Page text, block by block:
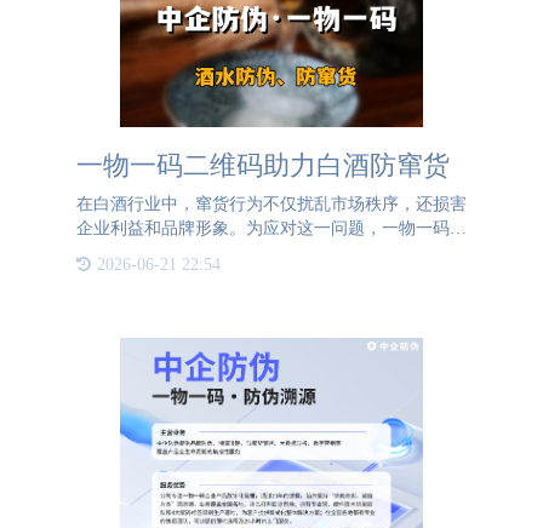
一物一码二维码助力白酒防窜货
在白酒行业中，窜货行为不仅扰乱市场秩序，还损害
企业利益和品牌形象。为应对这一问题，一物一码二
维码防窜货系统应运而生。一物一码，即每个白酒产
品都拥有一个独一无二的二维码“身份证”。在生产环
2026-06-21 22:54